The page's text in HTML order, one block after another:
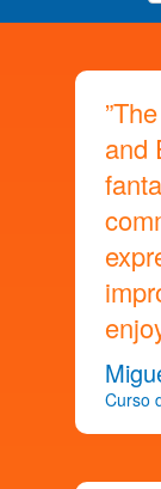
and
Curso